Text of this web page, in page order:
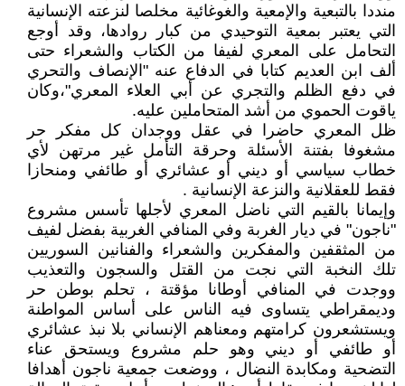
منددا بالتبعية والإمعية والغوغائية مخلصا لنزعته الإنسانية
التي يعتبر بمعية التوحيدي من كبار روادها، وقد أوجع
التحامل على المعري لفيفا من الكتاب والشعراء حتى
ألف ابن العديم كتابا في الدفاع عنه "الإنصاف والتحري
في دفع الظلم والتجري عن أبي العلاء المعري"،وكان
ياقوت الحموي من أشد المتحاملين عليه.
ظل المعري حاضرا في عقل ووجدان كل مفكر حر
مشغوفا بفتنة الأسئلة وحرقة التأمل غير مرتهن لأي
خطاب سياسي أو ديني أو عشائري أو طائفي ومنحازا
فقط للعقلانية والنزعة الإنسانية .
وإيمانا بالقيم التي ناضل المعري لأجلها تأسس مشروع
"ناجون" في ديار الغربة وفي المنافي الغربية بفضل لفيف
من المثقفين والمفكرين والشعراء والفنانين السوريين
تلك النخبة التي نجت من القتل والسجون والتعذيب
ووجدت في المنافي أوطانا مؤقتة ، تحلم بوطن حر
وديمقراطي يتساوى فيه الناس على أساس المواطنة
ويستشعرون كرامتهم ومعناهم الإنساني بلا نبذ عشائري
أو طائفي أو ديني وهو حلم مشروع ويستحق عناء
التضحية ومكابدة النضال ، ووضعت جمعية ناجون أهدافا